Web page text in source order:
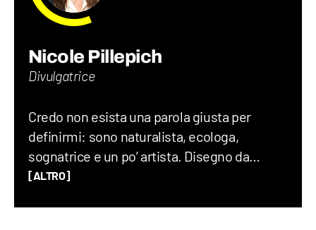
Nicole Pillepich
Divulgatrice
Credo non esista una parola giusta per
definirmi: sono naturalista, ecologa,
sognatrice e un po’ artista. Disegno da
quando ho memoria e ammiro il mondo con
[ALTRO]